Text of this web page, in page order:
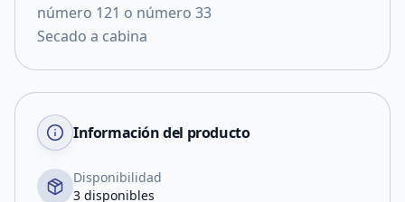
número 121 o número 33
Secado a cabina
Información del producto
Disponibilidad
3 disponibles